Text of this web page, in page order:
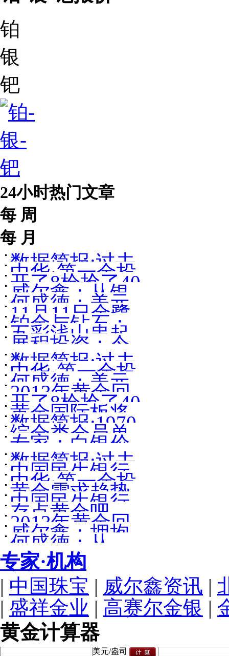
(12/16 01:52)
(12/16 01:28)
(12/16 00:55)
(12/16 00:54)
(12/16 00:53)
(12/16 00:08)
(12/16 00:00)
铂
银
钯
24小时热门文章
每 周
每 月
数据简报:过去
50年黄金价格
走势图与大事
记
中华·第一金投
资与发展论坛
嘉宾简介
开了8枪抢了40
余万元金饰[图]
威尔鑫：从银
价走势探金市
玄机
何盛德：美元
指数与黄金白
银走势的相关
性研究
11月11日金鹭
首饰最新黄金
价格310.00
铂金与钻石：
灵魂之伴
五彩浅山串起
顺义旅游“黄金
线”
展程投资：今
年铁路将完成
基础设施投资
6000亿元
数据简报:过去
50年黄金价格
走势图与大事
记
中华·第一金投
资与发展论坛
嘉宾简介
何盛德：美元
指数与黄金白
银走势的相关
性研究
2013年黄金回
顾及2014年走
势展望
开了8枪抢了40
余万元金饰[图]
黄金国际板将
登场人民币定
价起航
数据简报:1970
年1月份以来世
界黄金价格一
览表
综合类会员单
位管理办法
专家：白银价
值被严重低估
银价或将报复
性上涨
数据简报:过去
50年黄金价格
走势图与大事
记
中国民生银行
代理个人贵金
属延期网上交
易说明
中华·第一金投
资与发展论坛
嘉宾简介
黄金需求趋势
报告中文全文
中国民生银行
代理个人贵金
属延期交易业
务常见问题解
答
存点黄金吧
2013年黄金回
顾及2014年走
势展望
威尔鑫：拥抱
金市大五浪 三
千金价景非凡
何盛德：从
QE1与QE2推
测QE3对金银
走势影响
专家·机构
| 中国珠宝 | 威尔鑫资讯 |
| 盛祥金业 | 高赛尔金银 |
黄金计算器
美元/盎司